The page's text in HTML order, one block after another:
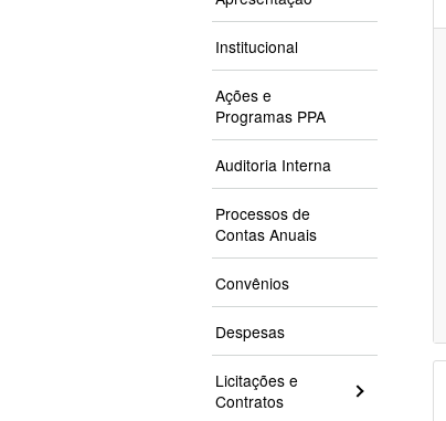
Institucional
Ações e
Programas PPA
Auditoria Interna
Processos de
Contas Anuais
Convênios
Despesas
Licitações e
Contratos